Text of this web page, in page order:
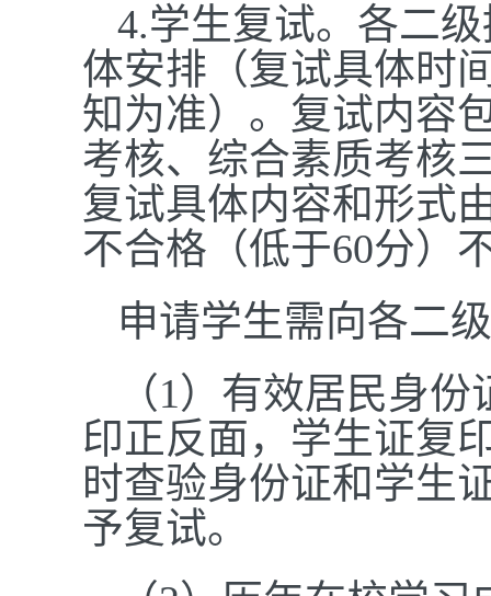
4.学生复试。各二
体安排（复试具体时
知为准）。复试内容
考核、综合素质考核
复试具体内容和形式
不合格（低于60分）
申请学生需向各二
（1）有效居民身
印正反面，学生证复
时查验身份证和学生
予复试。